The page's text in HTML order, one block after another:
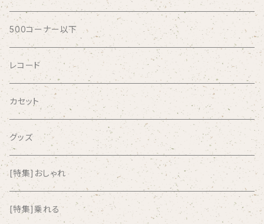
AFRICA
AGU
AIRCRAFT
airlie
AKUTAGAWA FANCLUB
ALKASILKA
500コーナー以下
レコード
カセット
グッズ
[特集]おしゃれ
[特集]乗れる